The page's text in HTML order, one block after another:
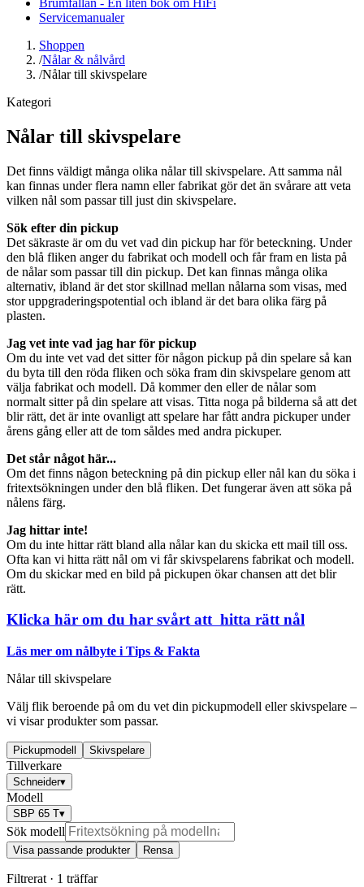
Servicemanualer
Shoppen
/Nålar & nålvård
/Nålar till skivspelare
Kategori
Nålar till skivspelare
Det finns väldigt många olika nålar till skivspelare. Att samma nål
kan finnas under flera namn eller fabrikat gör det än svårare att veta
vilken nål som passar till just din skivspelare.
Sök efter din pickup
Det säkraste är om du vet vad din pickup har för beteckning. Under
den blå fliken anger du fabrikat och modell och får fram en lista på
de nålar som passar till din pickup. Det kan finnas många olika
alternativ, ibland är det stor skillnad mellan nålarna som visas, med
stor uppgraderingspotential och ibland är det bara olika färg på
plasten.
Jag vet inte vad jag har för pickup
Om du inte vet vad det sitter för någon pickup på din spelare så kan
du byta till den röda fliken och söka fram din skivspelare genom att
välja fabrikat och modell. Då kommer den eller de nålar som
normalt sitter på din spelare att visas. Titta noga på bilderna så att det
blir rätt, det är inte ovanligt att spelare har fått andra pickuper under
årens gång eller att de tom såldes med andra pickuper.
Det står något här...
Om det finns någon beteckning på din pickup eller nål kan du söka i
fritextsökningen under den blå fliken. Det fungerar även att söka på
nålens färg.
Jag hittar inte!
Om du inte hittar rätt bland alla nålar kan du skicka ett mail till oss.
Ofta kan vi hitta rätt nål om vi får skivspelarens fabrikat och modell.
Om du skickar med en bild på pickupen ökar chansen att det blir
rätt.
Klicka här om du har svårt att hitta rätt nål
Läs mer om nålbyte i Tips & Fakta
Nålar till skivspelare
Välj flik beroende på om du vet din pickupmodell eller skivspelare –
vi visar produkter som passar.
Pickupmodell Skivspelare
Tillverkare
Schneider▾
Modell
SBP 65 T▾
Sök modell
Visa passande produkter Rensa
Filtrerat · 1 träffar